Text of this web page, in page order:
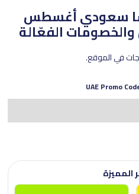
سعوديأغسطس
المميزة